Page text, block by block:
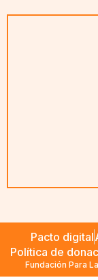
Pacto digital
Política de
Fundación Para